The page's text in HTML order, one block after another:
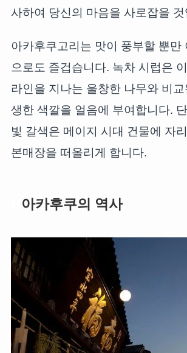
사하여 당신의 마음을 사로잡을
아카후쿠고리는 맛이 풍부할 뿐만
으로도 즐겁습니다. 녹차 시럽은
라인을 지나는 울창한 나무와 비
생한 색깔을 얼음에 부여합니다.
빛 갈색은 메이지 시대 건물에 자
본매장을 떠올리게 합니다.
아카후쿠의 역사